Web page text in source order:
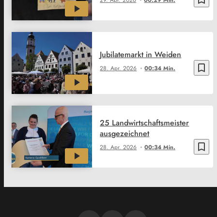
bookmark_border
28. Apr. 2026 00:34 Min.
Jubilatemarkt in Weiden
bookmark_border
28. Apr. 2026 00:34 Min.
25 Landwirtschaftsmeister
ausgezeichnet